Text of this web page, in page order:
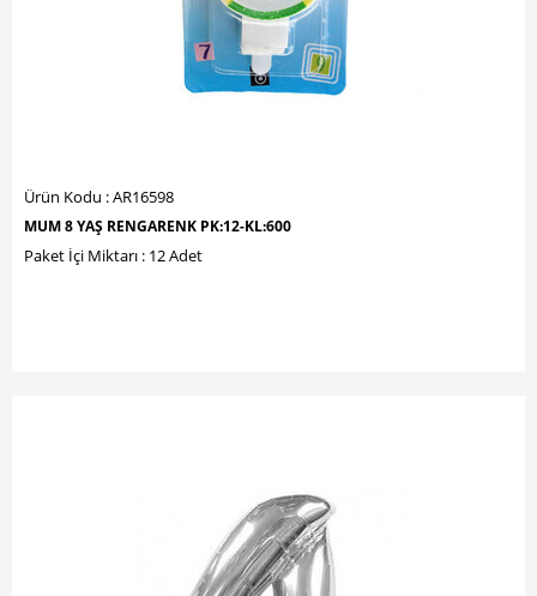
Ürün Kodu : AR16598
MUM 8 YAŞ RENGARENK PK:12-KL:600
Paket İçi Miktarı : 12 Adet